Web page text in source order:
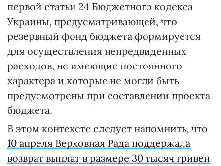
первой статьи 24 Бюджетного кодекса
Украины, предусматривающей, что
резервный фонд бюджета формируется
для осуществления непредвиденных
расходов, не имеющие постоянного
характера и которые не могли быть
предусмотрены при составлении проекта
бюджета.
В этом контексте следует напомнить, что
10 апреля Верховная Рада поддержала
возврат выплат в размере 30 тысяч гривен